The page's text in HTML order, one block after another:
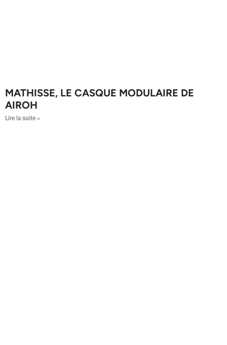
MATHISSE, LE CASQUE MODULAIRE DE
AIROH
Lire la suite »